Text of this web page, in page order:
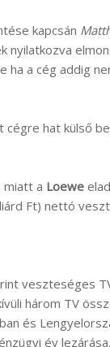
kapcsán
nyilatkozva
a cég addig
hat külső
miatt a Loewe
Ft) nettó
veszteséges
három TV
és
év